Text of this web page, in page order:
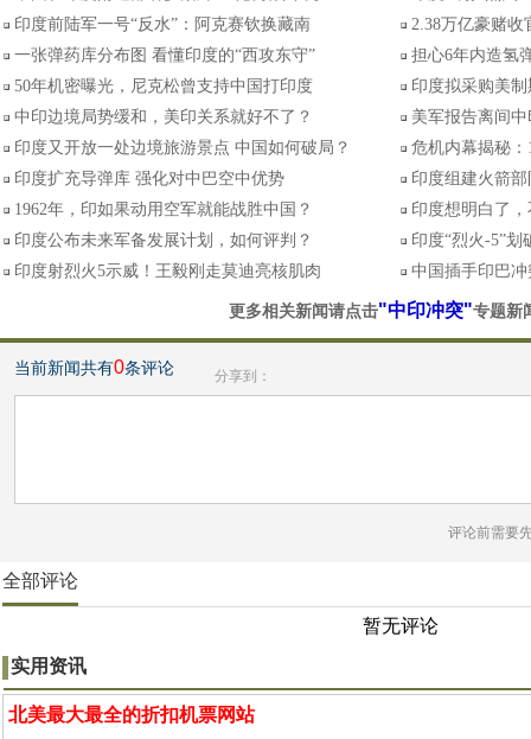
印度前陆军一号“反水”：阿克赛钦换藏南
2.38万亿豪赌收
一张弹药库分布图 看懂印度的“西攻东守”
担心6年内造氢
50年机密曝光，尼克松曾支持中国打印度
印度拟采购美
中印边境局势缓和，美印关系就好不了？
美军报告离间
印度又开放一处边境旅游景点 中国如何破局？
危机内幕揭秘
印度扩充导弹库 强化对中巴空中优势
印度组建火箭
1962年，印如果动用空军就能战胜中国？
印度想明白了
印度公布未来军备发展计划，如何评判？
印度“烈火-5”
印度射烈火5示威！王毅刚走莫迪亮核肌肉
中国插手印巴
更多相关新闻请点击"中印冲突"专题新
当前新闻共有0条评论 分享到：
评论前需要
全部评论
暂无评论
实用资讯
北美最大最全的折扣机票网站